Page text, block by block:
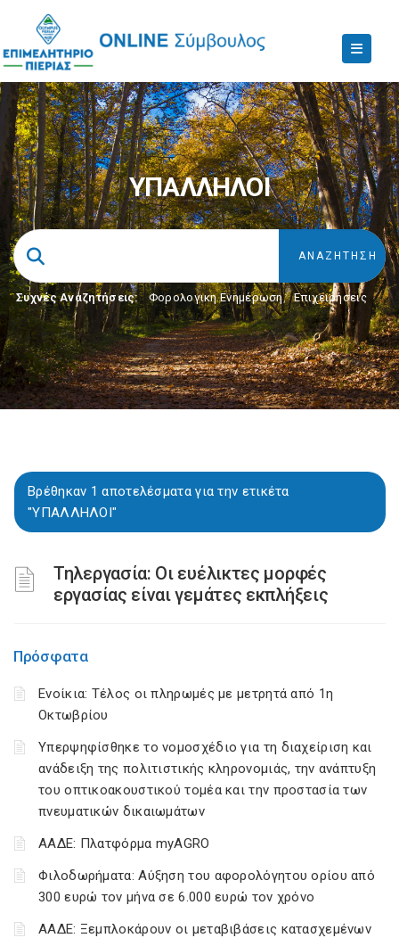
ΥΠΑΛΛΗΛΟΙ
Συχνές Αναζητήσεις: Φορολογικη Ενημέρωση, Επιχειρήσεις
Βρέθηκαν 1 αποτελέσματα για την ετικέτα
"ΥΠΑΛΛΗΛΟΙ"
Τηλεργασία: Οι ευέλικτες μορφές
εργασίας είναι γεμάτες εκπλήξεις
Πρόσφατα
Ενοίκια: Τέλος οι πληρωμές με μετρητά από 1η
Οκτωβρίου
Υπερψηφίσθηκε το νομοσχέδιο για τη διαχείριση και
ανάδειξη της πολιτιστικής κληρονομιάς, την ανάπτυξη
του οπτικοακουστικού τομέα και την προστασία των
πνευματικών δικαιωμάτων
ΑΑΔΕ: Πλατφόρμα myAGRO
Φιλοδωρήματα: Αύξηση του αφορολόγητου ορίου από
300 ευρώ τον μήνα σε 6.000 ευρώ τον χρόνο
ΑΑΔΕ: Ξεμπλοκάρουν οι μεταβιβάσεις κατασχεμένων